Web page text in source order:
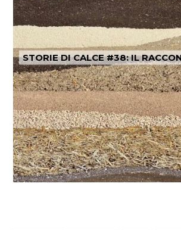
STORIE DI CALCE #38: IL